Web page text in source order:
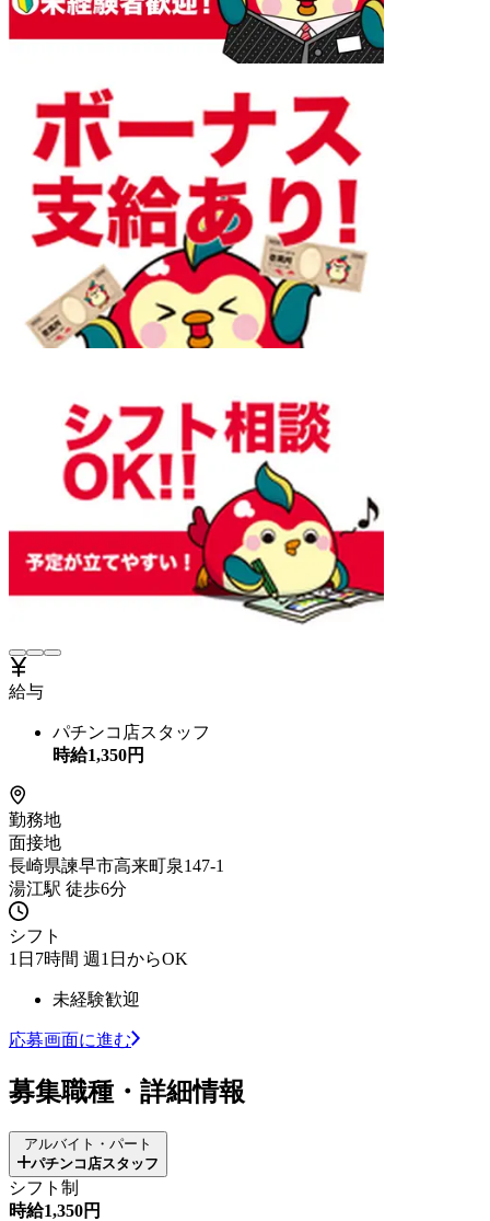
給与
パチンコ店スタッフ
時給1,350円
勤務地
面接地
長崎県諫早市高来町泉147-1
湯江駅 徒歩6分
シフト
1日7時間 週1日からOK
未経験歓迎
応募画面に進む
募集職種・詳細情報
アルバイト・パート
パチンコ店スタッフ
シフト制
時給1,350円